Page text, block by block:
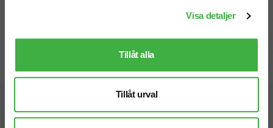
Visa detaljer
Tillåt alla
Tillåt urval
Prisgaranti
Vi hjälper dig gärna!